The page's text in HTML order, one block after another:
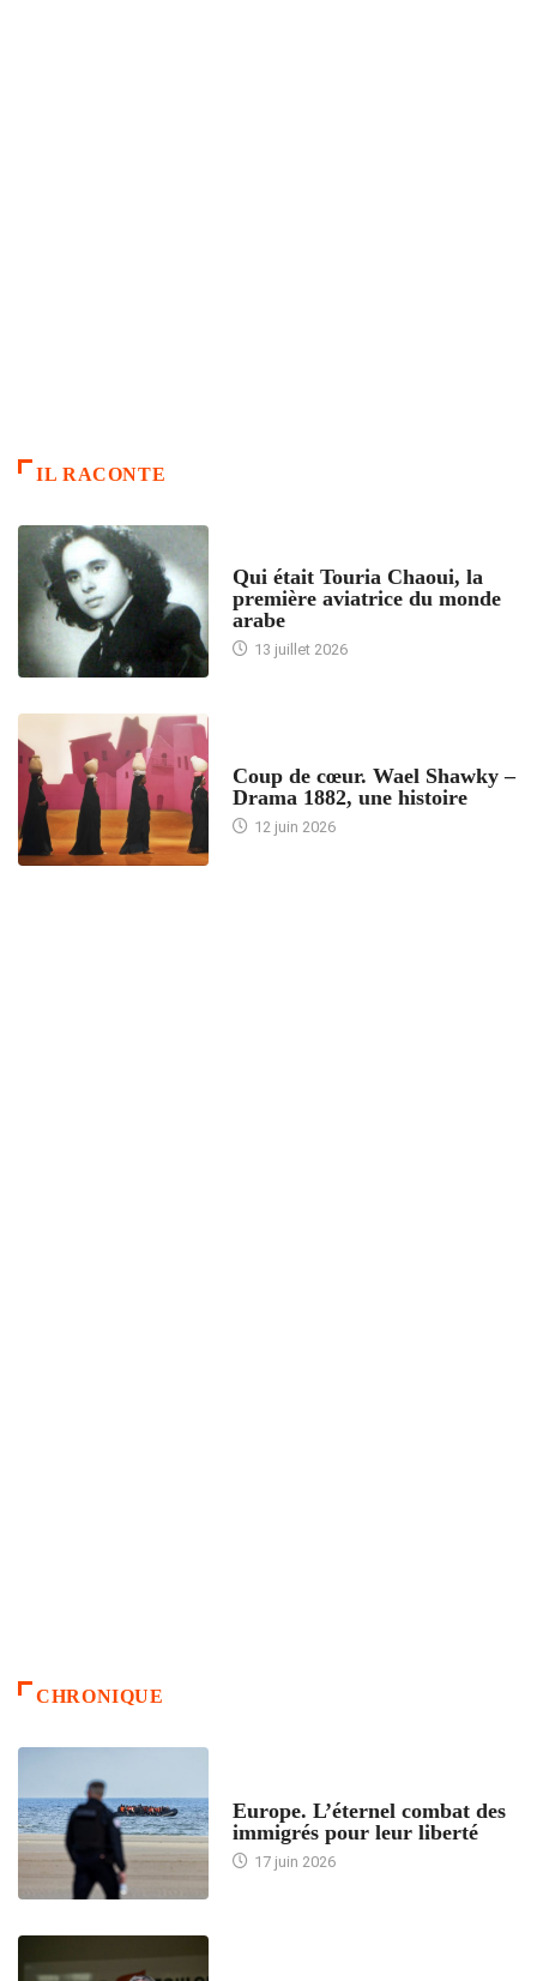
IL RACONTE
Qui était Touria Chaoui, la
première aviatrice du monde
arabe
13 juillet 2026
Coup de cœur. Wael Shawky –
Drama 1882, une histoire
12 juin 2026
CHRONIQUE
Europe. L’éternel combat des
immigrés pour leur liberté
17 juin 2026